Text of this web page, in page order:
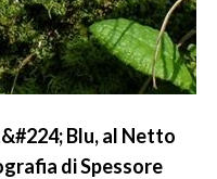
Blu, al Netto
di Spessore